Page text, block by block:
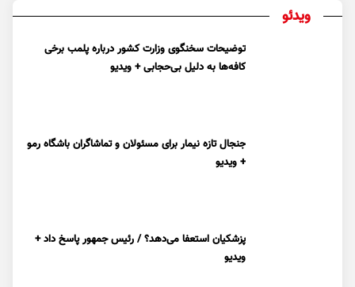
ویدئو
توضیحات سخنگوی وزارت کشور درباره پلمب برخی
کافه‌ها به دلیل بی‌حجابی + ویدیو
جنجال تازه نیمار برای مسئولان و تماشاگران باشگاه رمو
+ ویدیو
پزشکیان استعفا می‌دهد؟ / رئیس جمهور پاسخ داد +
ویدیو